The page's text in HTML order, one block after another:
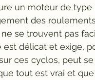
un moteur de
des
se trouvent pas
est délicat et exige,
ces cyclos, peut
tout est vrai et